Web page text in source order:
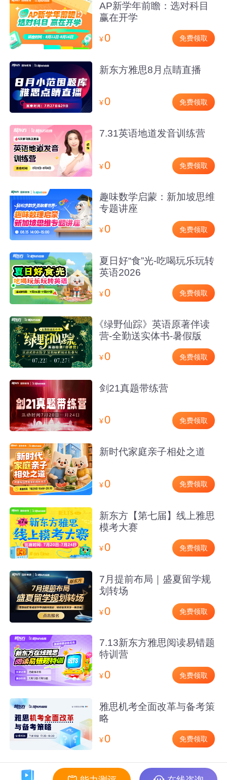
AP新学年前瞻：选对科目
赢在开学
¥0 免费领取
新东方雅思8月点睛直播
¥0 免费领取
7.31英语地道发音训练营
¥0 免费领取
趣味数学启蒙：新加坡思维
专题讲座
¥0 免费领取
夏日好“食”光-吃喝玩乐玩转
英语2026
¥0 免费领取
《绿野仙踪》英语原著伴读
营-全勤送实体书-暑假版
¥0 免费领取
剑21真题带练营
¥0 免费领取
新时代家庭亲子相处之道
¥0 免费领取
新东方【第七届】线上雅思
模考大赛
¥0 免费领取
7月提前布局｜盛夏留学规
划转场
¥0 免费领取
7.13新东方雅思阅读易错题
特训营
¥0 免费领取
雅思机考全面改革与备考策
略
¥0 免费领取